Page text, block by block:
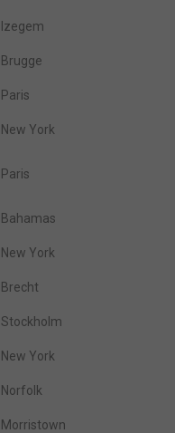
Izegem
Brugge
Paris
New York
Paris
Bahamas
New York
Brecht
Stockholm
New York
Norfolk
Morristown